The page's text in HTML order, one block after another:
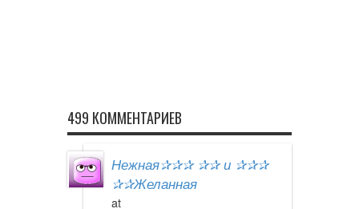
499 КОММЕНТАРИЕВ
Нежная✰✰✰ ✰✰ и ✰✰✰
✰✰Желанная
at